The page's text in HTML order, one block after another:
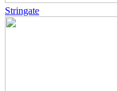
Stringate